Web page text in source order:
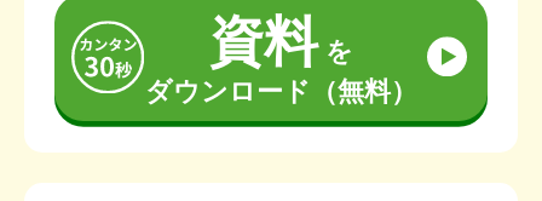
資料を
ダウンロード（無料）